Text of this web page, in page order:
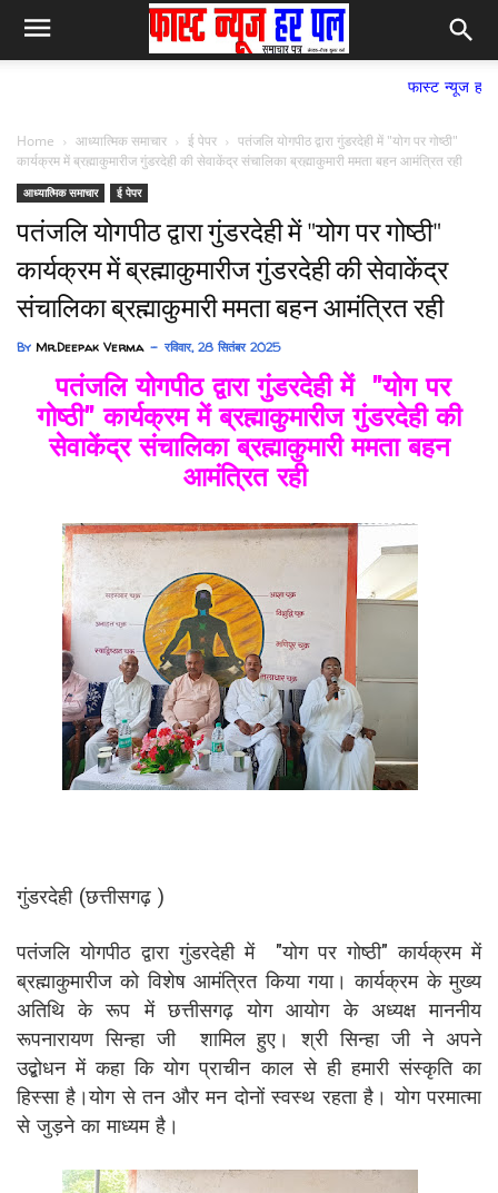
फास्ट न्यूज हर पल समाचार
Home आध्यात्मिक समाचार ई पेपर
पतंजलि योगपीठ द्वारा गुंडरदेही में "योग पर गोष्ठी"
कार्यक्रम में ब्रह्माकुमारीज गुंडरदेही की सेवाकेंद्र संचालिका ब्रह्माकुमारी ममता बहन आमंत्रित रही
आध्यात्मिक समाचार ई पेपर
पतंजलि योगपीठ द्वारा गुंडरदेही में "योग पर गोष्ठी"
कार्यक्रम में ब्रह्माकुमारीज गुंडरदेही की सेवाकेंद्र
संचालिका ब्रह्माकुमारी ममता बहन आमंत्रित रही
By Mr.Deepak Verma रविवार, 28 सितंबर 2025
पतंजलि योगपीठ द्वारा गुंडरदेही में "योग पर
गोष्ठी" कार्यक्रम में ब्रह्माकुमारीज गुंडरदेही की
सेवाकेंद्र संचालिकाब्रह्माकुमारी ममता बहन
आमंत्रित रही
गुंडरदेही (छत्तीसगढ़ )
पतंजलि योगपीठ द्वारा गुंडरदेही में "योग पर गोष्ठी" कार्यक्रम में
ब्रह्माकुमारीज को विशेष आमंत्रित किया गया। कार्यक्रम के मुख्य
अतिथि के रूप में छत्तीसगढ़ योग आयोग के अध्यक्ष माननीय
रूपनारायण सिन्हा जी शामिल हुए। श्री सिन्हा जी ने अपने
उद्बोधन में कहा कि योग प्राचीन काल से ही हमारी संस्कृति का
हिस्सा है।योग से तन और मन दोनों स्वस्थ रहता है। योग परमात्मा
से जुड़ने का माध्यम है।